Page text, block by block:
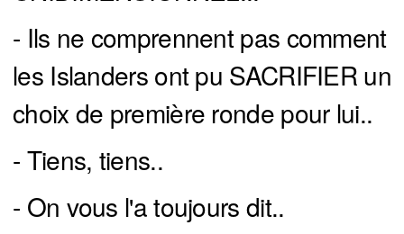
- Ils ne comprennent pas comment
les Islanders ont pu SACRIFIER un
choix de première ronde pour lui..
- Tiens, tiens..
- On vous l'a toujours dit..